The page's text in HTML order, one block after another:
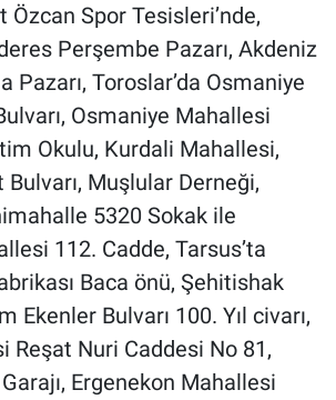
Özcan Spor Tesisleri’nde,
Perşembe Pazarı, Akdeniz
Pazarı, Toroslar’da Osmaniye
Osmaniye Mahallesi
Okulu, Kurdali Mahallesi,
Muşlular Derneği,
5320 Sokak ile
112. Cadde, Tarsus’ta
Baca önü, Şehitishak
Ekenler Bulvarı 100. Yıl civarı,
Reşat Nuri Caddesi No 81,
Ergenekon Mahallesi